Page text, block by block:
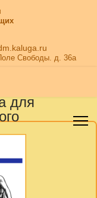
Свободы. д. 36а